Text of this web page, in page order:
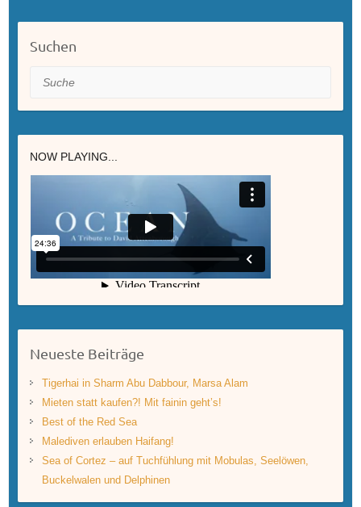
Suchen
Suche
NOW PLAYING...
Neueste Beiträge
Tigerhai in Sharm Abu Dabbour, Marsa Alam
Mieten statt kaufen?! Mit fainin geht’s!
Best of the Red Sea
Malediven erlauben Haifang!
Sea of Cortez – auf Tuchfühlung mit Mobulas, Seelöwen,
Buckelwalen und Delphinen